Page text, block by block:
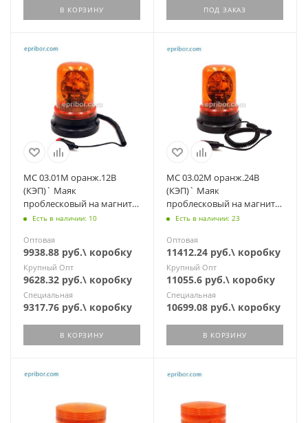
В КОРЗИНУ ПОД ЗАКАЗ
МС 03.01М оранж.12В
(КЭП)` Маяк
проблесковый на магните,
дорожная и спецтехника
Есть в наличии: 10
Оптовая
9938.88 руб.\ коробку
Крупный Опт
9628.32 руб.\ коробку
Специальная
9317.76 руб.\ коробку
В КОРЗИНУ
МС 03.02М оранж.24В
(КЭП)` Маяк
проблесковый на магните,
дорожная и спецтехника
Есть в наличии: 23
Оптовая
11412.24 руб.\ коробку
Крупный Опт
11055.6 руб.\ коробку
Специальная
10699.08 руб.\ коробку
В КОРЗИНУ